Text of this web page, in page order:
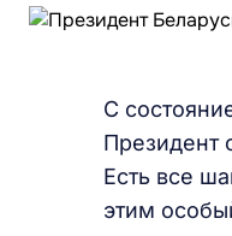
С
Президент
Есть все
этим